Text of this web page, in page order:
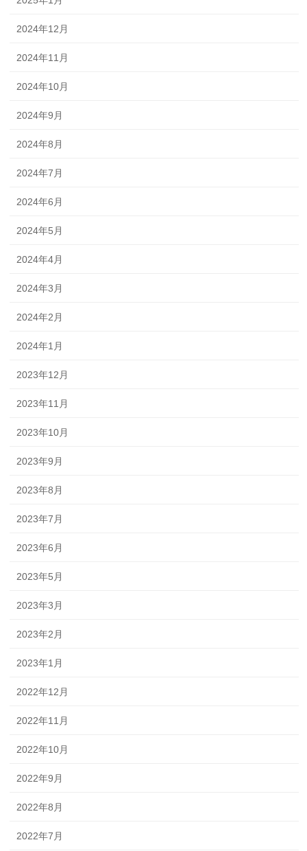
2024年12月
2024年11月
2024年10月
2024年9月
2024年8月
2024年7月
2024年6月
2024年5月
2024年4月
2024年3月
2024年2月
2024年1月
2023年12月
2023年11月
2023年10月
2023年9月
2023年8月
2023年7月
2023年6月
2023年5月
2023年3月
2023年2月
2023年1月
2022年12月
2022年11月
2022年10月
2022年9月
2022年8月
2022年7月